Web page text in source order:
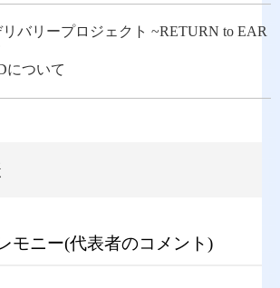
リバリープロジェクト ~RETURN to EAR
について
モニー(代表者のコメント)